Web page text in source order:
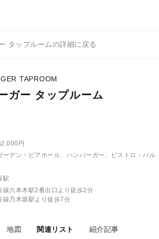
タップルームの詳細に戻る
TAPROOM
ガー タップルーム
2,000円
ーデン・ビアホール、ハンバーガー、ビストロ・バル
駅
線六本木駅2番出口より徒歩2分
線乃木坂駅より徒歩7分
地図 関連リスト 紹介記事